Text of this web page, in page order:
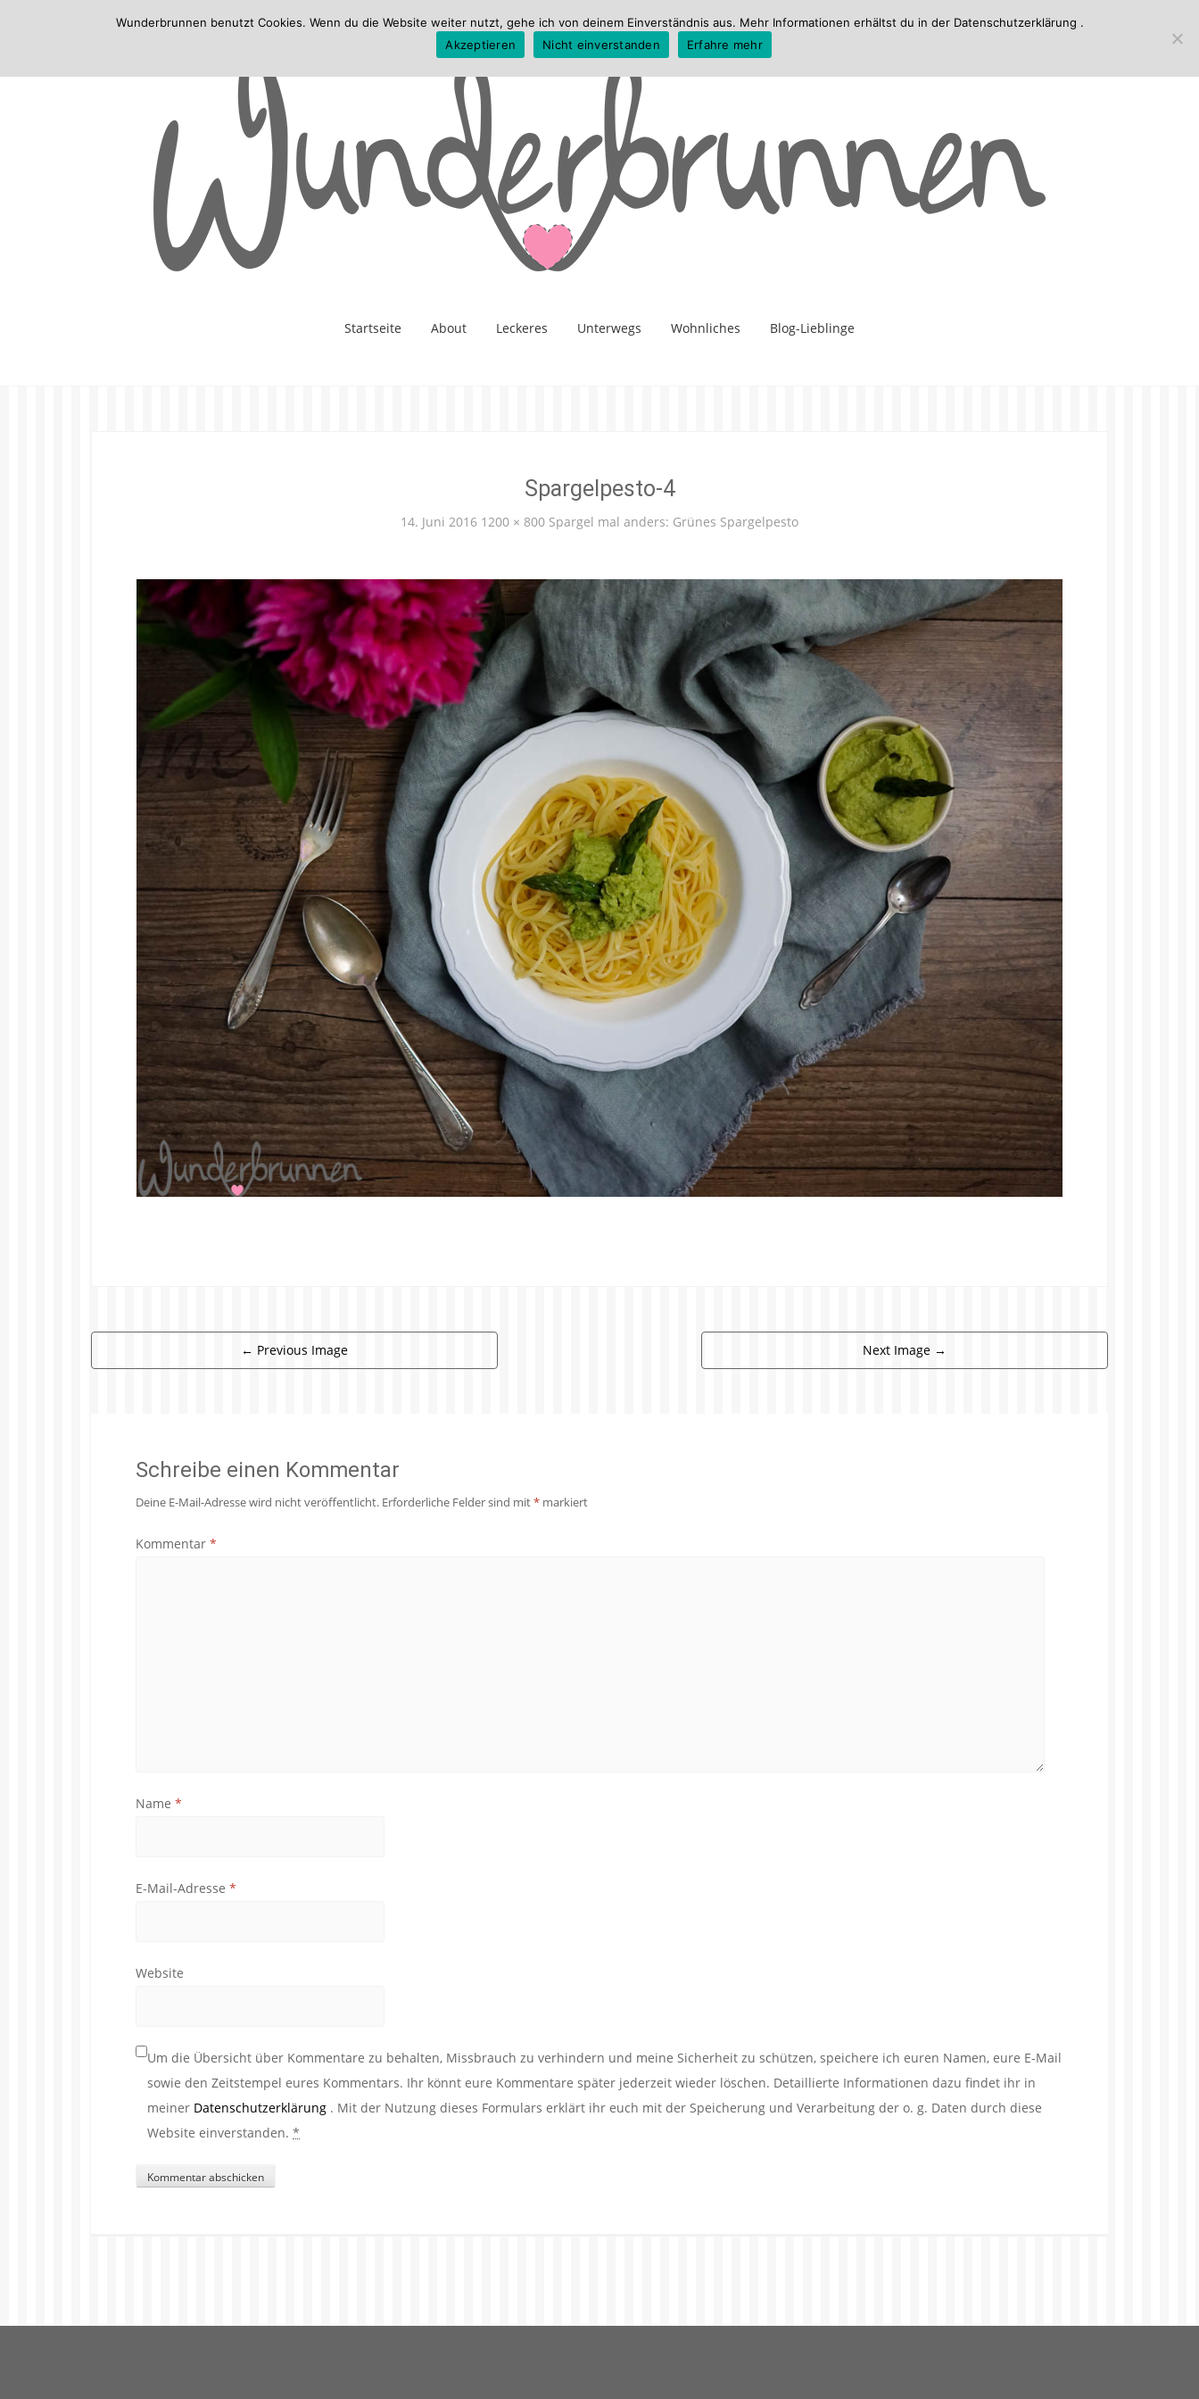
Startseite About Leckeres Unterwegs Wohnliches Blog-Lieblinge
Spargelpesto-4
14. Juni 2016 1200 × 800 Spargel mal anders: Grünes Spargelpesto
← Previous Image Next Image →
Schreibe einen Kommentar
Deine E-Mail-Adresse wird nicht veröffentlicht. Erforderliche Felder sind mit* markiert
Kommentar *
Name *
E-Mail-Adresse *
Website
Um die Übersicht über Kommentare zu behalten, Missbrauch zu verhindern und meine Sicherheit zu schützen, speichere ich euren Namen, eure E-Mail
sowie den Zeitstempel eures Kommentars. Ihr könnt eure Kommentare später jederzeit wieder löschen. Detaillierte Informationen dazu findet ihr in
meiner Datenschutzerklärung . Mit der Nutzung dieses Formulars erklärt ihr euch mit der Speicherung und Verarbeitung der o. g. Daten durch diese
Website einverstanden. *
Wunderbrunnen benutzt Cookies. Wenn du die Website weiter nutzt, gehe ich von deinem Einverständnis aus. Mehr Informationen erhältst du in der Datenschutzerklärung .
Akzeptieren
Nicht einverstanden Erfahre mehr